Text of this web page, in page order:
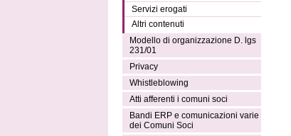
Servizi erogati
Altri contenuti
Modello di organizzazione D. lgs
231/01
Privacy
Whistleblowing
Atti afferenti i comuni soci
Bandi ERP e comunicazioni varie
dei Comuni Soci